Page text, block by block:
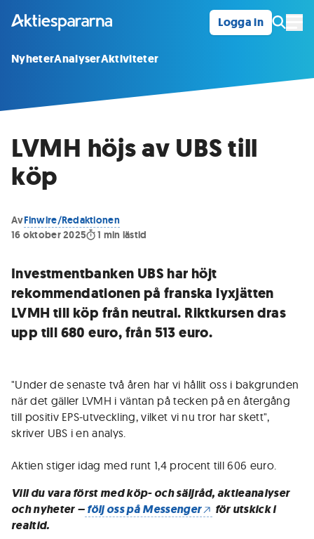
Logga in
NyheterAnalyserAktiviteter
LVMH höjs av UBS till
köp
AvFinwire/Redaktionen
16 oktober 2025
1 min lästid
Investmentbanken UBS har höjt
rekommendationen på franska lyxjätten
LVMH till köp från neutral. Riktkursen dras
upp till 680 euro, från 513 euro.
"Under de senaste två åren har vi hållit oss i bakgrunden
när det gäller LVMH i väntan på tecken på en återgång
till positiv EPS-utveckling, vilket vi nu tror har skett",
skriver UBS i en analys.
Aktien stiger idag med runt 1,4 procent till 606 euro.
Vill du vara först med köp- och säljråd, aktieanalyser
och nyheter –följ oss på Messenger
för utskick i
realtid.